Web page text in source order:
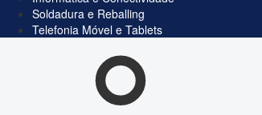
Soldadura e Reballing
Telefonia Móvel e Tablets